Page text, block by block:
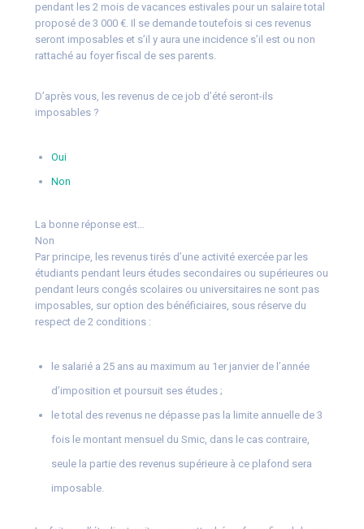
pendant les 2 mois de vacances estivales pour un salaire total
proposé de 3 000 €. Il se demande toutefois si ces revenus
seront imposables et s’il y aura une incidence s’il est ou non
rattaché au foyer fiscal de ses parents.
D’après vous, les revenus de ce job d’été seront-ils
imposables ?
Oui
Non
La bonne réponse est…
Non
Par principe, les revenus tirés d’une activité exercée par les
étudiants pendant leurs études secondaires ou supérieures ou
pendant leurs congés scolaires ou universitaires ne sont pas
imposables, sur option des bénéficiaires, sous réserve du
respect de 2 conditions :
le salarié a 25 ans au maximum au 1er janvier de l’année
d’imposition et poursuit ses études ;
le total des revenus ne dépasse pas la limite annuelle de 3
fois le montant mensuel du Smic, dans le cas contraire,
seule la partie des revenus supérieure à ce plafond sera
imposable.